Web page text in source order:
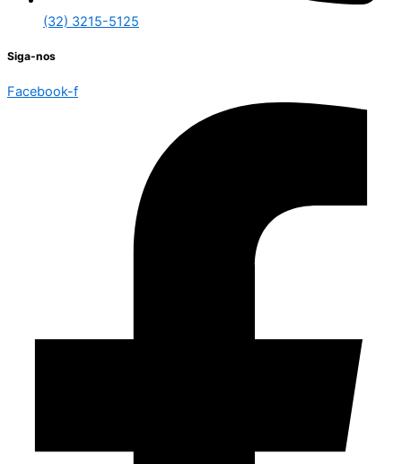
(32) 3215-5125
Siga-nos
Facebook-f